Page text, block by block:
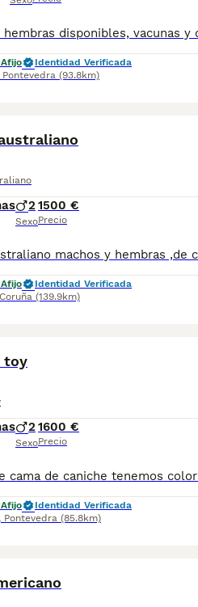
Identidad Verificada
Pontevedra (93.8km)
2
Sexo
1500 €
Precio
Identidad Verificada
(139.9km)
toy
2
Sexo
1600 €
Precio
Identidad Verificada
, Pontevedra (85.8km)